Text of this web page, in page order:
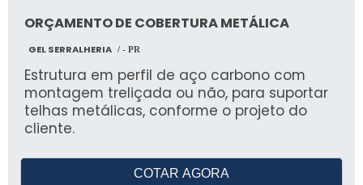
ORÇAMENTO DE COBERTURA METÁLICA
GEL SERRALHERIA / - PR
Estrutura em perfil de aço carbono com
montagem treliçada ou não, para suportar
telhas metálicas, conforme o projeto do
cliente.
COTAR AGORA